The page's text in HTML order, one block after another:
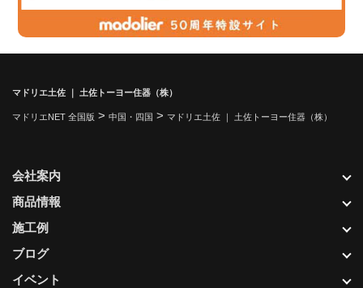
マドリエ土佐 ｜ 土佐トーヨー住器（株）
マドリエNET 全国版 > 中国・四国 > マドリエ土佐 ｜ 土佐トーヨー住器（株）
会社案内
商品情報
施工例
ブログ
イベント